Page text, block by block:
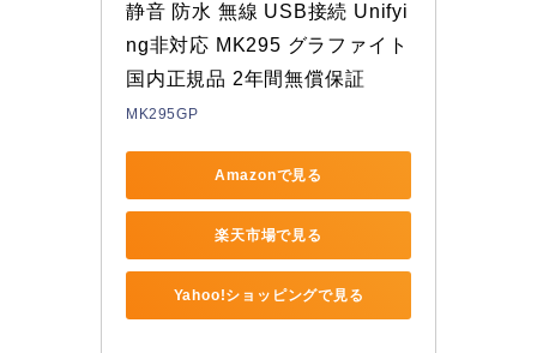
静音 防水 無線 USB接続 Unifyi
ng非対応 MK295 グラファイト
国内正規品 2年間無償保証
MK295GP
Amazonで見る
楽天市場で見る
Yahoo!ショッピングで見る